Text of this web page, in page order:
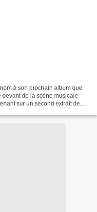
à son prochain album que
de la scène musicale
sur un second extrait de